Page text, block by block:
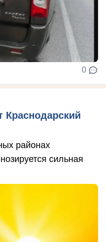
0
Краснодарский
районах
сильная